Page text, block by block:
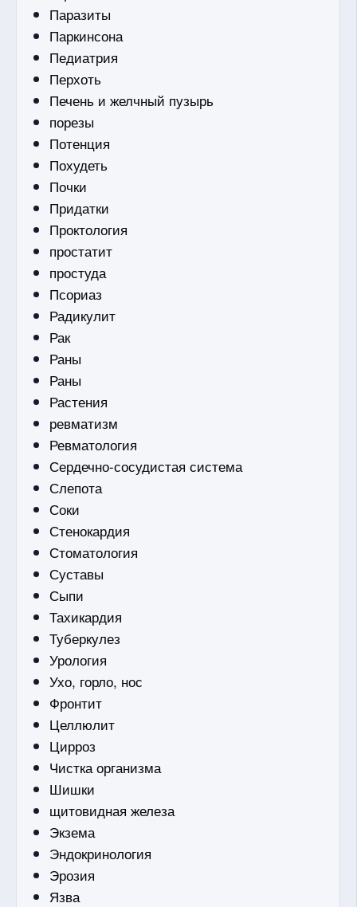
Паразиты
Паркинсона
Педиатрия
Перхоть
Печень и желчный пузырь
порезы
Потенция
Похудеть
Почки
Придатки
Проктология
простатит
простуда
Псориаз
Радикулит
Рак
Раны
Раны
Растения
ревматизм
Ревматология
Сердечно-сосудистая система
Слепота
Соки
Стенокардия
Стоматология
Суставы
Сыпи
Тахикардия
Туберкулез
Урология
Ухо, горло, нос
Фронтит
Целлюлит
Цирроз
Чистка организма
Шишки
щитовидная железа
Экзема
Эндокринология
Эрозия
Язва